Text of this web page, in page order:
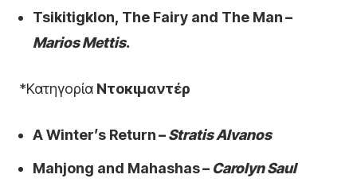
Tsikitigklon, The Fairy and The Man–
Marios Mettis.
*Κατηγορία Ντοκιμαντέρ
A Winter’s Return–Stratis Alvanos
Mahjong and Mahashas– Carolyn Saul